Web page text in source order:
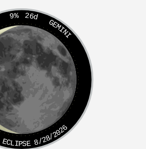
9% 26d
GEMINI
8/28/2026